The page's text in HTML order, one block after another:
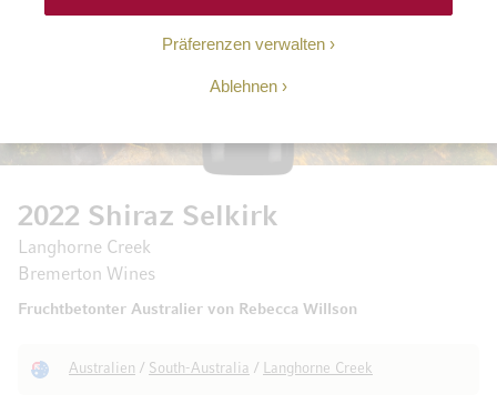
Präferenzen verwalten
Ablehnen
2022 Shiraz Selkirk
Langhorne Creek
Bremerton Wines
Fruchtbetonter Australier von Rebecca Willson
Australien / South-Australia / Langhorne Creek